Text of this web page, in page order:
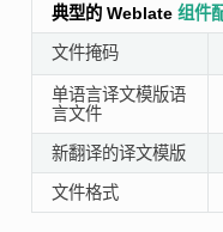
典型的 Weblate 组件
文件掩码
单语言译文模版语
言文件
新翻译的译文模版
文件格式